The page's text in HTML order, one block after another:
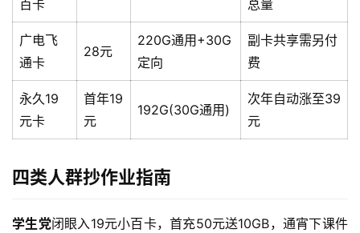
页
流
量
卡
宽
身
百卡
总量
广电飞
通卡
28元
220G通用+30G
定向
副卡共享需另付
费
永久19
元卡
首年19
元
192G(30G通用)
次年自动涨至39
元
四类人群抄作业指南
学生党闭眼入19元小百卡，首充50元送10GB，通宵下课件